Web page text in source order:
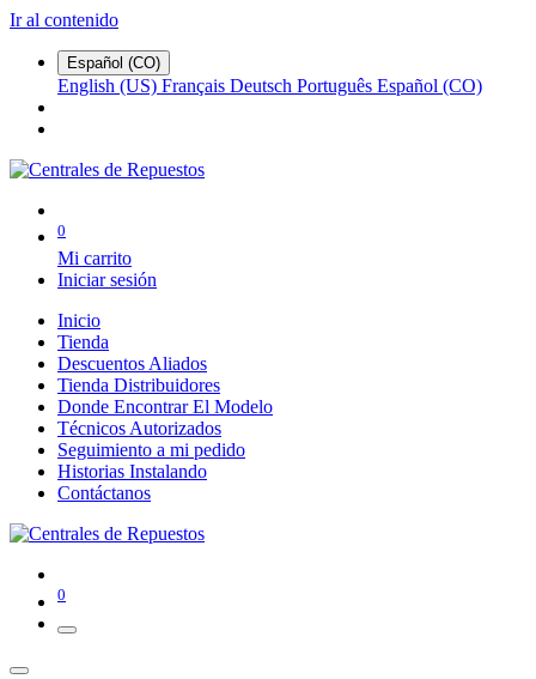
Ir al contenido
Español (CO)
English (US) Français Deutsch Português Español (CO)
0
Mi carrito
Iniciar sesión
Inicio
Tienda
Descuentos Aliados
Tienda Distribuidores
Donde Encontrar El Modelo
Técnicos Autorizados
Seguimiento a mi pedido
Historias Instalando
Contáctanos
0